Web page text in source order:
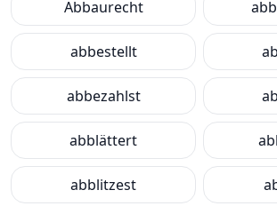
Abbaurecht
abbestellt
abbezahlst
abblättert
abblitzest